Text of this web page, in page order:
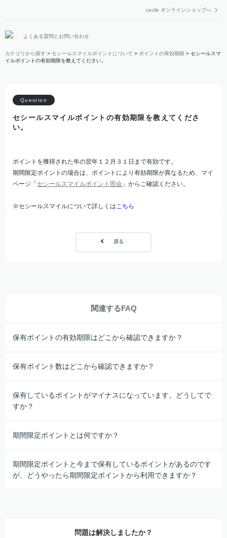
cecile オンラインショップへ
よくある質問とお問い合わせ
カテゴリから探す > セシールスマイルポイントについて > ポイントの有効期限 > セシールスマ
イルポイントの有効期限を教えてください。
セシールスマイルポイントの有効期限を教えてくださ
い。
ポイントを獲得された年の翌年１２月３１日まで有効です。
期間限定ポイントの場合は、ポイントにより有効期限が異なるため、マイ
ページ「 セシールスマイルポイント照会 」からご確認ください。
※セシールスマイルについて詳しくはこちら
戻る
関連するFAQ
保有ポイントの有効期限はどこから確認できますか？
保有ポイント数はどこから確認できますか？
保有しているポイントがマイナスになっています。どうしてで
すか？
期間限定ポイントとは何ですか？
期間限定ポイントと今まで保有しているポイントがあるのです
が、どうやったら期間限定ポイントから利用できますか？
問題は解決しましたか？